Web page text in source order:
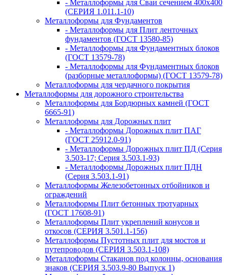
- Металлоформы для Сваи сечением 400х400
(СЕРИЯ 1.011.1-10)
Металлоформы для Фундаментов
- Металлоформы для Плит ленточных
фундаментов (ГОСТ 13580-85)
- Металлоформы для Фундаментных блоков
(ГОСТ 13579-78)
- Металлоформы для Фундаментных блоков
(разборные металлоформы) (ГОСТ 13579-78)
Металлоформы для чердачного покрытия
Металлоформы для дорожного строительства
Металлоформы для Бордюрных камней (ГОСТ
6665-91)
Металлоформы для Дорожных плит
- Металлоформы Дорожных плит ПАГ
(ГОСТ 25912.0-91)
- Металлоформы Дорожных плит ПД (Серия
3.503-17; Серия 3.503.1-93)
- Металлоформы Дорожных плит ПДН
(Серия 3.503.1-91)
Металлоформы Железобетонных отбойников и
ограждений
Металлоформы Плит бетонных тротуарных
(ГОСТ 17608-91)
Металлоформы Плит укреплений конусов и
откосов (СЕРИЯ 3.501.1-156)
Металлоформы Пустотных плит для мостов и
путепроводов (СЕРИЯ 3.503.1-108)
Металлоформы Стаканов под колонны, основания
знаков (СЕРИЯ 3.503.9-80 Выпуск 1)